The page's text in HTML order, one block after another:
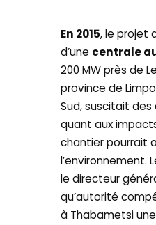
En 2015, le projet
d’une centrale
200 MW près de
province de
Sud, suscitait
quant aux
chantier pourrait
l’environnement.
le directeur
qu’autorité
à Thabametsi